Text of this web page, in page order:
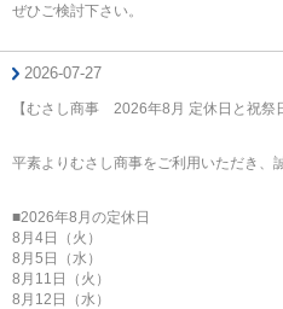
ぜひご検討下さい。
2026-07-27
【むさし商事 2026年8月 定休日と祝祭
平素よりむさし商事をご利用いただき、
■2026年8月の定休日
8月4日（火）
8月5日（水）
8月11日（火）
8月12日（水）